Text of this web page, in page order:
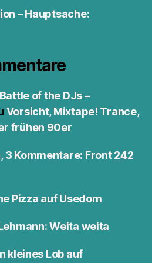
– Hauptsache:
of the DJs –
Vorsicht, Mixtape! Trance,
frühen 90er
3 Kommentare: Front 242
Pizza auf Usedom
Weita weita
kleines Lob auf